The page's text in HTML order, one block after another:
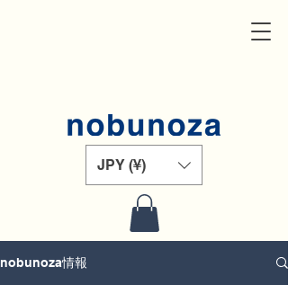
JPY (¥)
nobunoza情報